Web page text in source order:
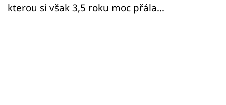
kterou si však 3,5 roku moc přála...